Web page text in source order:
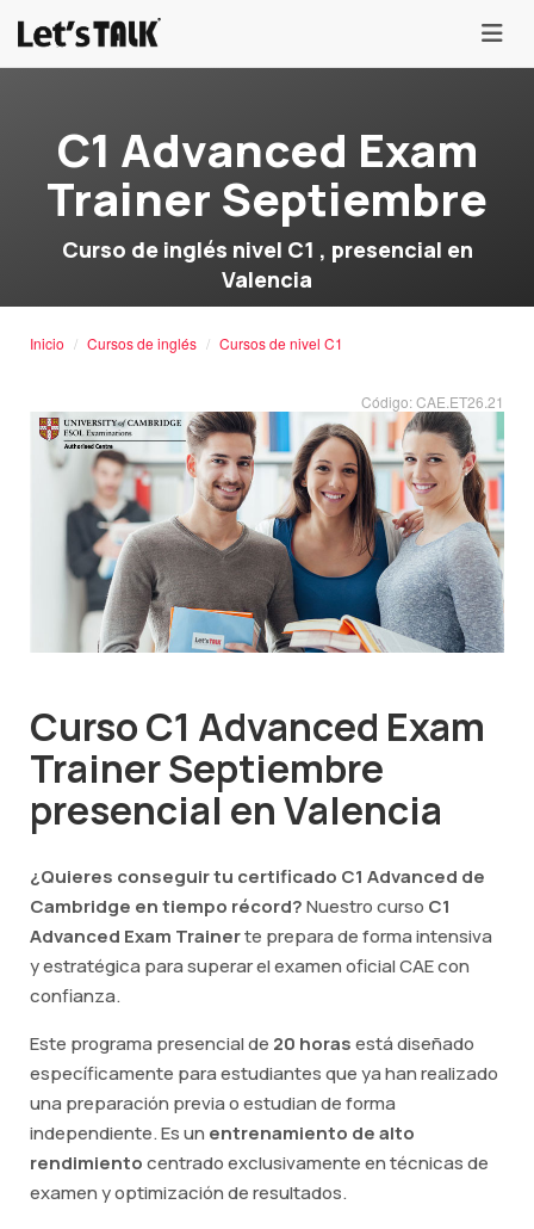
menu
C1 Advanced Exam
Trainer Septiembre
Curso de inglés nivel C1 , presencial en
Valencia
Inicio Cursos de inglés Cursos de nivel C1
Código: CAE.ET26.21
Curso C1 Advanced Exam
Trainer Septiembre
presencial en Valencia
¿Quieres conseguir tu certificado C1 Advanced de
Cambridge en tiempo récord?Nuestro curso C1
Advanced Exam Trainerte prepara de forma intensiva
y estratégica para superar el examen oficial CAE con
confianza.
Este programa presencial de 20 horasestá diseñado
específicamente para estudiantes que ya han realizado
una preparación previa o estudian de forma
independiente. Es un entrenamiento de alto
rendimientocentrado exclusivamente en técnicas de
examen y optimización de resultados.